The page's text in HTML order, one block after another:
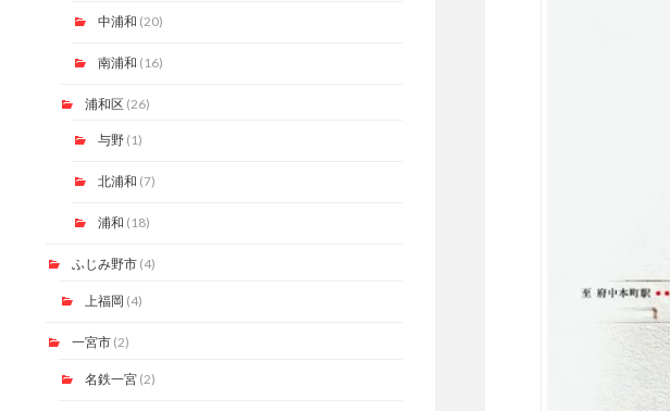
中浦和 (20)
南浦和 (16)
浦和区(26)
与野(1)
北浦和 (7)
浦和 (18)
ふじみ野市(4)
上福岡 (4)
一宮市(2)
名鉄一宮(2)